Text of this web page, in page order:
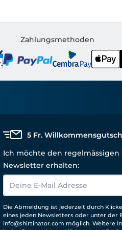
Zahlungsmethoden
5 Fr.
Ich möchte den
Newsletter erhalten:
Die Abmeldung ist jederzeit durch
eines jeden Newsletters oder unter der
info@shirtinator.com möglich. Weitere